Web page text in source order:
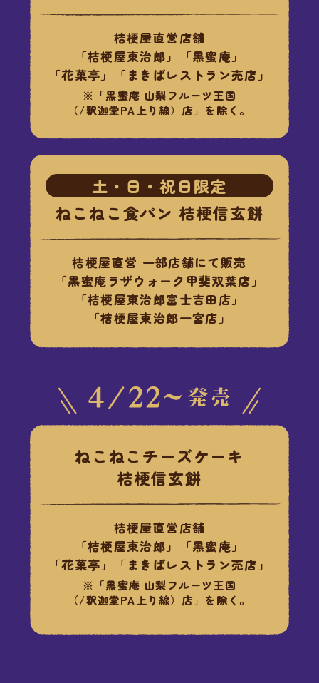
桔梗屋直営店舗
「桔梗屋東治郎」「黒蜜庵」
「花菓亭」「まきばレストラン売店」
※「黒蜜庵 山梨フルーツ王国
（/釈迦堂PA上り線）店」を除く。
土・日・祝日限定
ねこねこ食パン 桔梗信玄餅
桔梗屋直営 一部店舗にて販売
「黒蜜庵ラザウォーク甲斐双葉店」
「桔梗屋東治郎富士吉田店」
「桔梗屋東治郎一宮店」
ねこねこチーズケーキ
桔梗信玄餅
桔梗屋直営店舗
「桔梗屋東治郎」「黒蜜庵」
「花菓亭」「まきばレストラン売店」
※「黒蜜庵 山梨フルーツ王国
（/釈迦堂PA上り線）店」を除く。